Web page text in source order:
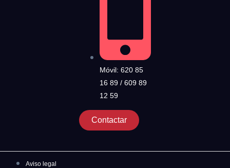
Móvil: 620 85
16 89 / 609 89
12 59
Contactar
Aviso legal